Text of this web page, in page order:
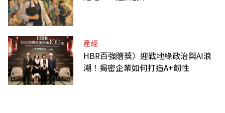
產經
HBR百強贈獎〉迎戰地緣政治與AI浪
潮！揭密企業如何打造A+韌性